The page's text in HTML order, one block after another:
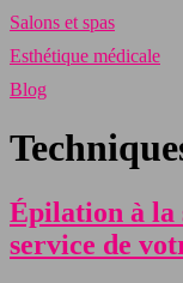
Salons et spas
Esthétique médicale
Blog
Épilation à la
service de